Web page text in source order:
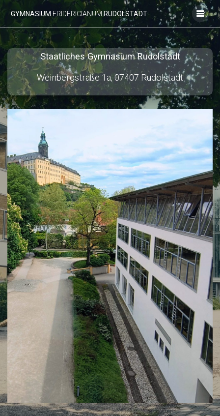
Zum
Inhalt
springen
GYMNASIUM FRIDERICIANUMRUDOLSTADT
Staatliches Gymnasium Rudolstadt
Weinbergstraße 1a, 07407 Rudolstadt